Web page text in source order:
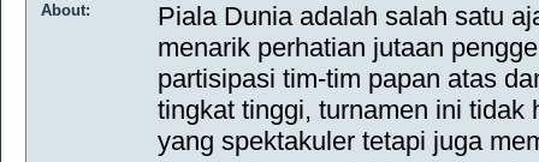
About:
Piala Dunia adalah salah satu
menarik perhatian jutaan
partisipasi tim-tim papan atas
tingkat tinggi, turnamen ini tidak
yang spektakuler tetapi juga